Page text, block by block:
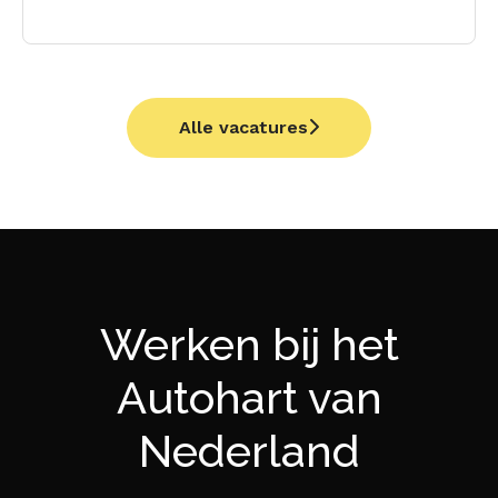
Alle vacatures
Werken bij het
Autohart van
Nederland